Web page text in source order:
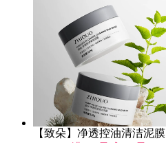
【致朵】净透控油清洁泥膜